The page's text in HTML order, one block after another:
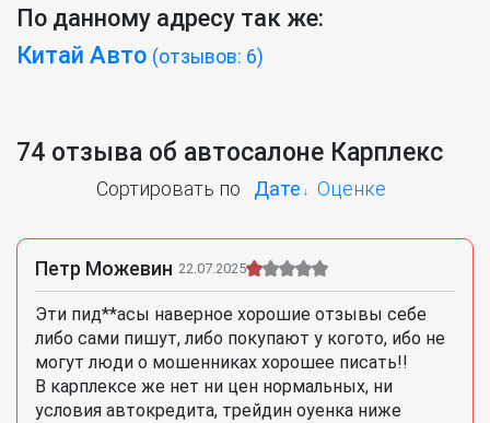
По данному адресу так же:
Китай Авто (отзывов: 6)
74 отзыва об автосалоне Карплекс
Сортировать по Дате Оценке
Петр Можевин 22.07.2025
Эти пид**асы наверное хорошие отзывы себе
либо сами пишут, либо покупают у когото, ибо не
могут люди о мошенниках хорошее писать!!
В карплексе же нет ни цен нормальных, ни
условия автокредита, трейдин оуенка ниже